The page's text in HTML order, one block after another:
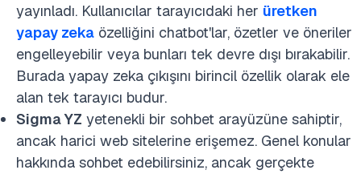
yayınladı. Kullanıcılar tarayıcıdaki her üretken
yapay zeka özelliğini chatbot'lar, özetler ve öneriler
engelleyebilir veya bunları tek devre dışı bırakabilir.
Burada yapay zeka çıkışını birincil özellik olarak ele
alan tek tarayıcı budur.
Sigma YZ yetenekli bir sohbet arayüzüne sahiptir,
ancak harici web sitelerine erişemez. Genel konular
hakkında sohbet edebilirsiniz, ancak gerçekte